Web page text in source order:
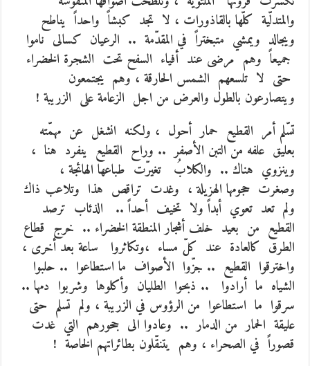
والمتدلّية كلّها بالقاذورات ، لا تجد كبشاً واحداً يناطح
ويجالد ويمشي متبختراً في المقدّمة .. الرعيان كسالى ناموا
جميعاً وهم مرضى عند أفياء السفح تحت الشجرة الخضراء
حتى لا تلسعهم الشمس الحارقة ، وهم يجتمعون
ويتصارعون بالطول والعرض من اجل الزعامة على الزريبة !
تسّلم أمر القطيع حمار أحول ، ولكنه انشغل عن مهمّته
بعليق علفه من التبن الأصفر .. وراح القطيع ينفرد هنا ،
وينزوي هناك .. والكلابُ تغيرّت طباعها الهائجة ،
وصغرت حجومها الهزيلة ، وغدت تراقص هذا وتلاعب ذاك
ولم تعد تعوي أبداً ولا تخيف أحداً .. الذئاب ترصد
القطيع من بعيد خلف أشجار المنطقة الخضراء .. خرج قطاع
الطرق كالعادة عند كلّ مساء ،وتكاثروا ساعة بعد أخرى ،
واخترقوا القطيع .. جزّوا الأصواف ما استطاعوا .. حلبوا
الشياه ما أرادوا .. ذبحوا الطليان وأكلوها وشربوا دمها ..
سرقوا ما استطاعوا من الرؤوس في الزريبة ، ولم تسلم حتى
عليقة الحمار من الدمار .. وعادوا الى جحورهم التي غدت
قصوراً في الصحراء ، وهم يتنقّلون بطائراتهم الخاصة !